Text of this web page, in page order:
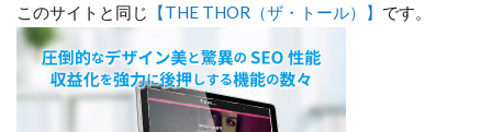
このサイトと同じ
【THE THOR（ザ・トール）】 です。